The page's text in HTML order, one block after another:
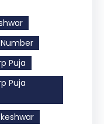
Puja
Puja